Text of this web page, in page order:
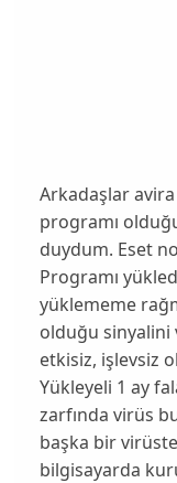
Arkadaşlar
programı
duydum. Eset
Programı
yüklememe
olduğu sinyalini
etkisiz, işlevsiz
Yükleyeli 1 ay
zarfında virüs
başka bir
bilgisayarda